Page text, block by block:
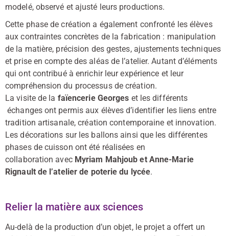
modelé, observé et ajusté leurs productions.
Cette phase de création a également confronté les élèves
aux contraintes concrètes de la fabrication : manipulation
de la matière, précision des gestes, ajustements techniques
et prise en compte des aléas de l’atelier. Autant d’éléments
qui ont contribué à enrichir leur expérience et leur
compréhension du processus de création.
La visite de la faïencerie Georges et les différents
échanges ont permis aux élèves d’identifier les liens entre
tradition artisanale, création contemporaine et innovation.
Les décorations sur les ballons ainsi que les différentes
phases de cuisson ont été réalisées en
collaboration avec Myriam Mahjoub et Anne-Marie
Rignault de l’atelier de poterie du lycée.
Relier la matière aux sciences
Au-delà de la production d’un objet, le projet a offert un